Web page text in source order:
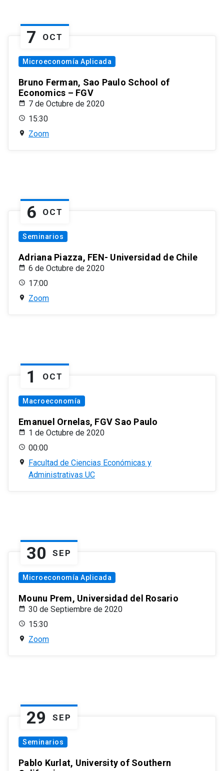
7 OCT
Microeconomía Aplicada
Bruno Ferman, Sao Paulo School of
Economics – FGV
7 de Octubre de 2020
15:30
Zoom
6 OCT
Seminarios
Adriana Piazza, FEN- Universidad de Chile
6 de Octubre de 2020
17:00
Zoom
1 OCT
Macroeconomía
Emanuel Ornelas, FGV Sao Paulo
1 de Octubre de 2020
00:00
Facultad de Ciencias Económicas y
Administrativas UC
30 SEP
Microeconomía Aplicada
Mounu Prem, Universidad del Rosario
30 de Septiembre de 2020
15:30
Zoom
29 SEP
Seminarios
Pablo Kurlat, University of Southern